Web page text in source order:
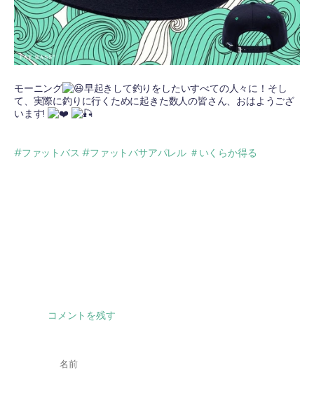
モーニング
早起きして釣りをしたいすべての人々に！そし
て、実際に釣りに行くために起きた数人の皆さん、おはようござ
います!
#ファットバス #ファットバサアパレル ＃いくらか得る
コメントを残す